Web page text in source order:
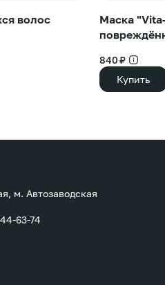
волос
Маска
840 ₽
Купить
м. Автозаводская
63-74